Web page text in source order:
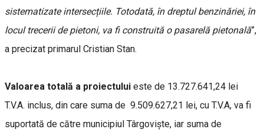
sistematizate intersecțiile. Totodată, în dreptul benzinăriei, în
locul trecerii de pietoni, va fi construită o pasarelă pietonală”,
a precizat primarul Cristian Stan.
Valoarea totală a proiectului este de 13.727.641,24 lei
T.V.A. inclus, din care suma de 9.509.627,21 lei, cu T.V.A, va fi
suportată de către municipiul Târgoviște, iar suma de